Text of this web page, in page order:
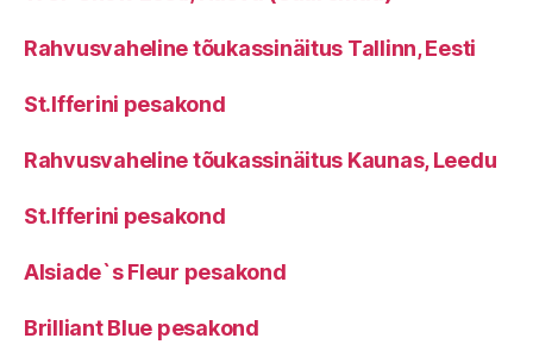
Rahvusvaheline tõukassinäitus Tallinn, Eesti
St.Ifferini pesakond
Rahvusvaheline tõukassinäitus Kaunas, Leedu
St.Ifferini pesakond
Alsiade`s Fleur pesakond
Brilliant Blue pesakond